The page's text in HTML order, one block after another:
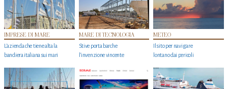
IMPRESE DI MARE
L'azienda che tiene alta la
bandiera italiana sui mari
MARE DI TECNOLOGIA
Stive porta barche
l'invenzione vincente
METEO
Il sito per navigare
lontano dai pericoli